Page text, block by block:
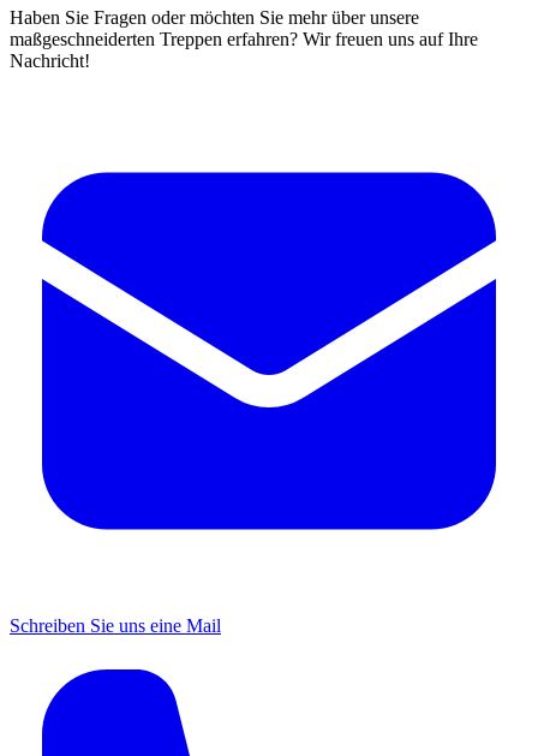
Haben Sie Fragen oder möchten Sie mehr über unsere
maßgeschneiderten Treppen erfahren? Wir freuen uns auf Ihre
Nachricht!
Schreiben Sie uns eine Mail